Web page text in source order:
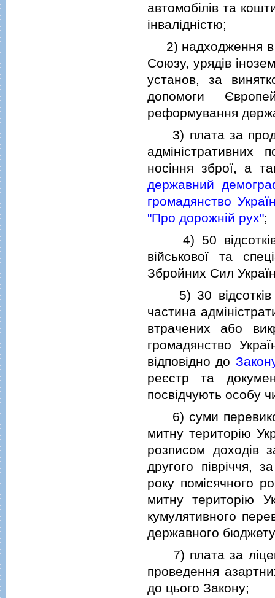
автомобiлiв та
iнвалiднiстю;
2) надходження в
Союзу, урядiв
установ, за
допомоги
реформування
3) плата за
адмiнiстративних
носiння зброї, а
державний
громадянство
"Про дорожнiй рух";
4) 50 вiдсоткiв
вiйськової та
Збройних Сил
5) 30 вiдсоткiв
частина
втрачених або
громадянство
вiдповiдно до
реєстр та
посвiдчують особу
6) суми
митну територiю
розписом доходiв
другого пiврiччя,
року помiсячного
митну територiю
кумулятивного
державного
7) плата за
проведення
до цього Закону;